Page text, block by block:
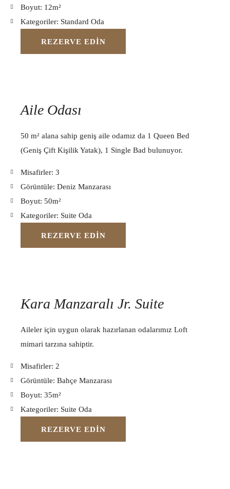
Boyut: 12m²
Kategoriler: Standard Oda
REZERVE EDIN
Aile Odası
50 m² alana sahip geniş aile odamız da 1 Queen Bed
(Geniş Çift Kişilik Yatak), 1 Single Bad bulunuyor.
Misafirler: 3
Görüntüle: Deniz Manzarası
Boyut: 50m²
Kategoriler: Suite Oda
REZERVE EDIN
Kara Manzaralı Jr. Suite
Aileler için uygun olarak hazırlanan odalarımız Loft
mimari tarzına sahiptir.
Misafirler: 2
Görüntüle: Bahçe Manzarası
Boyut: 35m²
Kategoriler: Suite Oda
REZERVE EDIN